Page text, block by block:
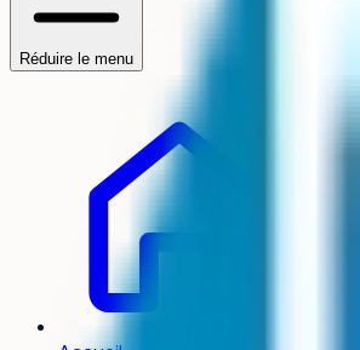
Réduire le menu